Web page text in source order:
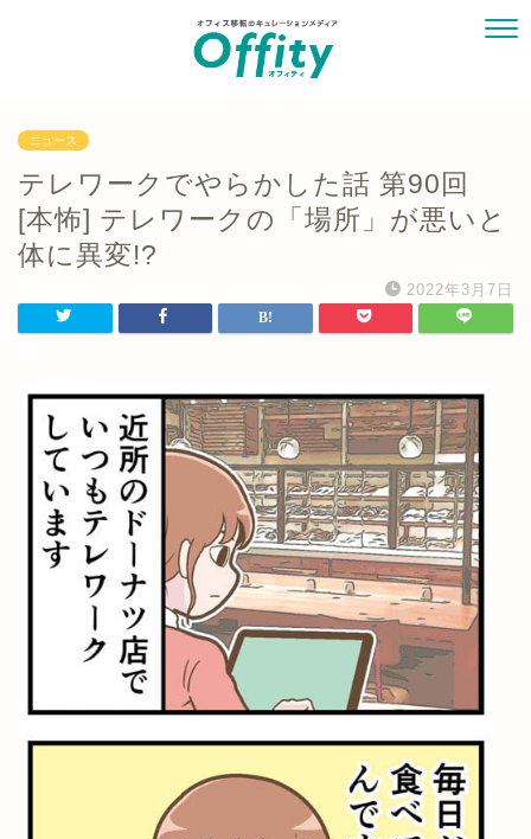
ニュース
テレワークでやらかした話 第90回
[本怖] テレワークの「場所」が悪いと
体に異変!?
2022年3月7日